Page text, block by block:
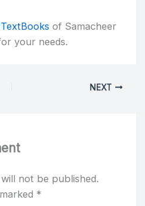
of Samacheer
your needs.
NEXT
not be published.
*